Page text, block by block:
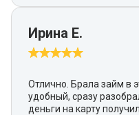
Ирина Е.
Отлично. Брала займ в
удобный, сразу
деньги на карту